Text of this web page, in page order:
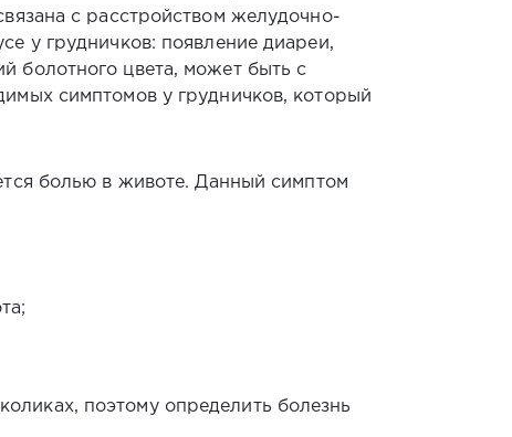
с расстройством желудочно-
у грудничков: появление диареи,
болотного цвета, может быть с
симптомов у грудничков, который
болью в животе. Данный симптом
поэтому определить болезнь